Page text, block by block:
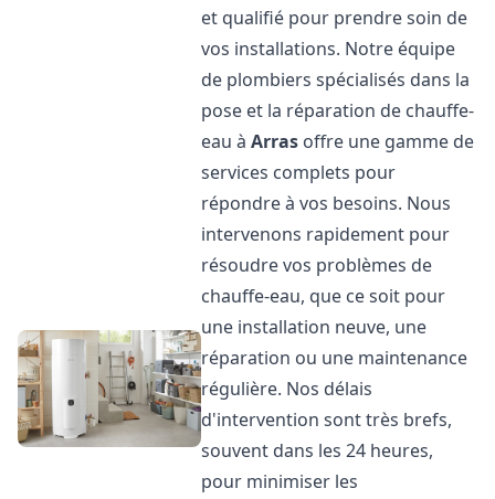
et qualifié pour prendre soin de
vos installations. Notre équipe
de plombiers spécialisés dans la
pose et la réparation de chauffe-
eau àArras offre une gamme de
services complets pour
répondre à vos besoins. Nous
intervenons rapidement pour
résoudre vos problèmes de
chauffe-eau, que ce soit pour
une installation neuve, une
réparation ou une maintenance
régulière. Nos délais
d'intervention sont très brefs,
souvent dans les 24 heures,
pour minimiser les